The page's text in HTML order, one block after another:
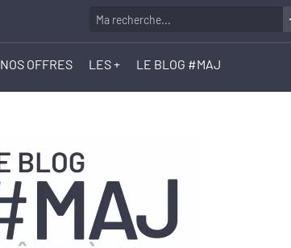
NOS OFFRES LES + LE BLOG #MAJ